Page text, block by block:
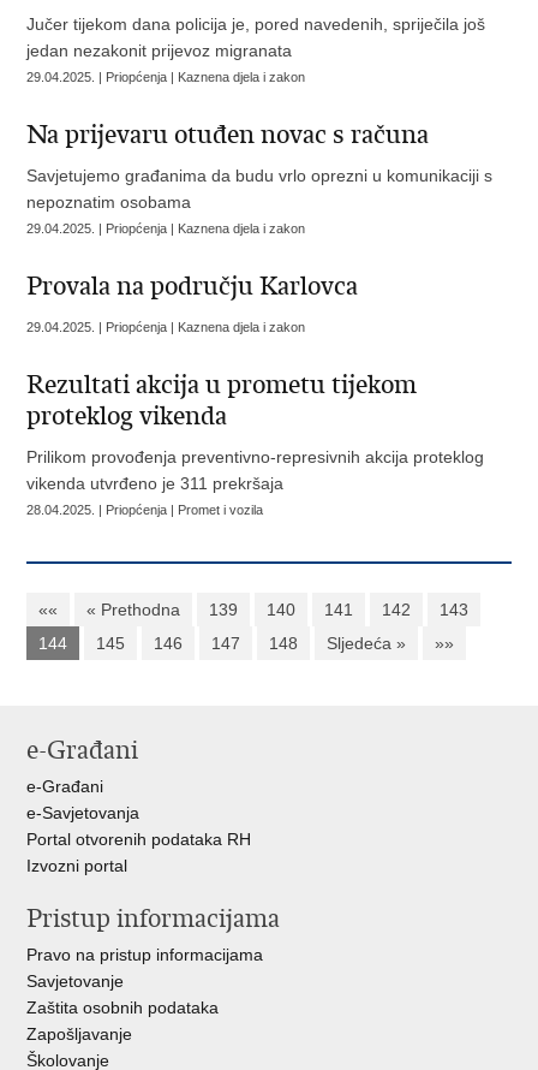
Jučer tijekom dana policija je, pored navedenih, spriječila još
jedan nezakonit prijevoz migranata
29.04.2025. | Priopćenja | Kaznena djela i zakon
Na prijevaru otuđen novac s računa
Savjetujemo građanima da budu vrlo oprezni u komunikaciji s
nepoznatim osobama
29.04.2025. | Priopćenja | Kaznena djela i zakon
Provala na području Karlovca
29.04.2025. | Priopćenja | Kaznena djela i zakon
Rezultati akcija u prometu tijekom
proteklog vikenda
Prilikom provođenja preventivno-represivnih akcija proteklog
vikenda utvrđeno je 311 prekršaja
28.04.2025. | Priopćenja | Promet i vozila
«« « Prethodna 139 140 141 142
143
144
145 146 147 148 Sljedeća » »»
e-Građani
e-Građani
e-Savjetovanja
Portal otvorenih podataka RH
Izvozni portal
Pristup informacijama
Pravo na pristup informacijama
Savjetovanje
Zaštita osobnih podataka
Zapošljavanje
Školovanje